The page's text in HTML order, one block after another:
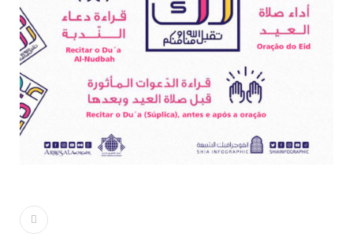
Na noite da quinta-feira, 03 de Abril, o Centro Islâmico no
Brasil recebeu em sua sede, em São Paulo, o ex-ministro das
Relações Exteriores da República Islâmica do Irã, Sr. Kamal
Kharrazi, que encontra-se visitando